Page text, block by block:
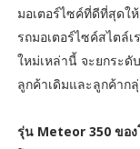
มอเตอร์ไซค์ที่ดีที่สุดใ
รถมอเตอร์ไซค์สไตล์
ใหม่เหล่านี้ จะยกระ
ลูกค้าเดิมและลูกค้าก
รุ่น Meteor 350 ของ